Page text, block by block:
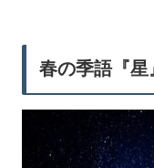
春の季語『星